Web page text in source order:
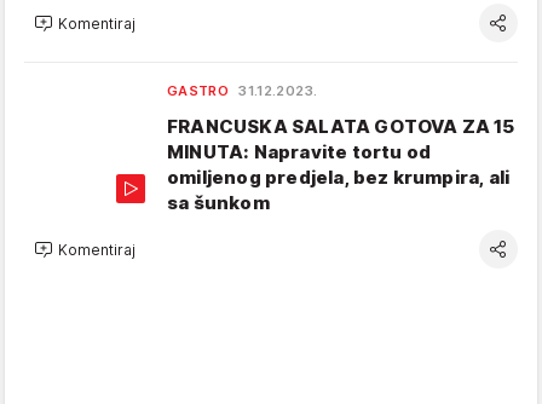
Komentiraj
GASTRO 31.12.2023.
FRANCUSKA SALATA GOTOVA ZA 15
MINUTA: Napravite tortu od
omiljenog predjela, bez krumpira, ali
sa šunkom
Komentiraj